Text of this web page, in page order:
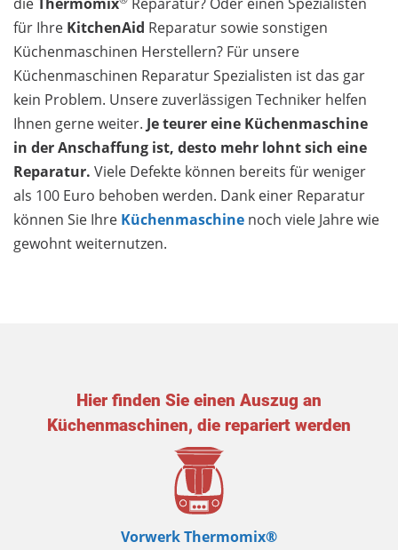
für Ihre KitchenAid Reparatur sowie sonstigen
Küchenmaschinen Herstellern? Für unsere
Küchenmaschinen Reparatur Spezialisten ist das gar
kein Problem. Unsere zuverlässigen Techniker helfen
Ihnen gerne weiter. Je teurer eine Küchenmaschine
in der Anschaffung ist, desto mehr lohnt sich eine
Reparatur. Viele Defekte können bereits für weniger
als 100 Euro behoben werden. Dank einer Reparatur
können Sie Ihre Küchenmaschine noch viele Jahre wie
gewohnt weiternutzen.
Hier finden Sie einen Auszug an
Küchenmaschinen, die repariert werden
Vorwerk Thermomix®